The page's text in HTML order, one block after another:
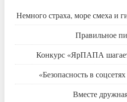
Немного страха, море смеха и
Правильное
Конкурс «ЯрПАПА
«Безопасность в
Вместе